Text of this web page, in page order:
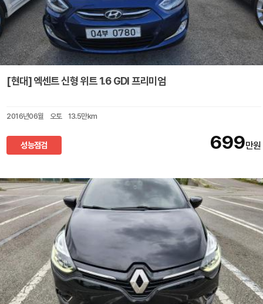
[현대] 엑센트 신형 위트 1.6 GDI 프리미엄
2016년06월 오토 13.5만km
성능점검 699만원